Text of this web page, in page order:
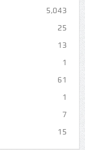
5,043
25
13
1
61
1
7
15